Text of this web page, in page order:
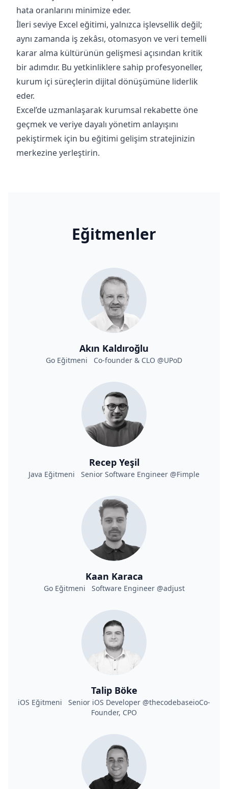
hata oranlarını minimize eder.
İleri seviye Excel eğitimi, yalnızca işlevsellik değil;
aynı zamanda iş zekâsı, otomasyon ve veri temelli
karar alma kültürünün gelişmesi açısından kritik
bir adımdır. Bu yetkinliklere sahip profesyoneller,
kurum içi süreçlerin dijital dönüşümüne liderlik
eder.
Excel’de uzmanlaşarak kurumsal rekabette öne
geçmek ve veriye dayalı yönetim anlayışını
pekiştirmek için bu eğitimi gelişim stratejinizin
merkezine yerleştirin.
Eğitmenler
Akın Kaldıroğlu
Go Eğitmeni Co-founder & CLO @UPoD
Recep Yeşil
Java Eğitmeni Senior Software Engineer @Fimple
Kaan Karaca
Go Eğitmeni Software Engineer @adjust
Talip Böke
iOS Eğitmeni Senior iOS Developer @thecodebaseioCo-
Founder, CPO